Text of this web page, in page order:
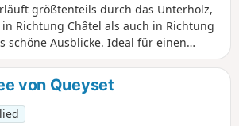
größtenteils durch das Unterholz,
Richtung Châtel als auch in Richtung
schöne Ausblicke. Ideal für einen
heißen Tag. Sie befinden sich
Beachten Sie die Vorschriften
Informationen.
von Queyset